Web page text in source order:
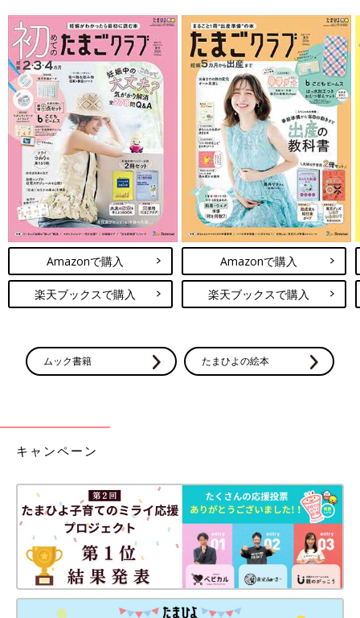
Amazonで購入
楽天ブックスで購入
Amazonで購入
楽天ブックスで購入
ムック書籍 たまひよの絵本
キャンペーン